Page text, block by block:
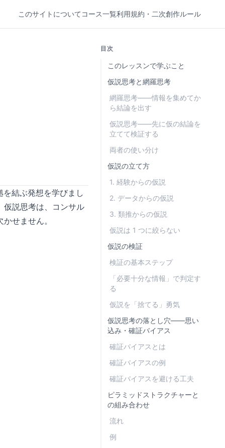
このサイトについて コース一覧利用規約・二次創作ルール
結ぶ発想を学びまし
仮説思考は、コンサル
せません。
目次
このレッスンで学ぶこと
仮説思考と網羅思考
網羅思考——情報を集めてか
ら結論を出す
仮説思考——先に仮の結論を
立てて検証する
両者の使い分け
仮説の立て方
1. 経験からの仮説
2. データからの仮説
3. 類推からの仮説
仮説は 1 つに絞らない
仮説の検証
検証の基本ステップ
「必要十分な情報」で判定す
る
仮説を「捨てる」勇気
仮説思考の落とし穴——思い
込み・確証バイアス
確証バイアスとは
確証バイアスの例
確証バイアスを避ける工夫
ピラミッドストラクチャーと
の組み合わせ
流れ
例